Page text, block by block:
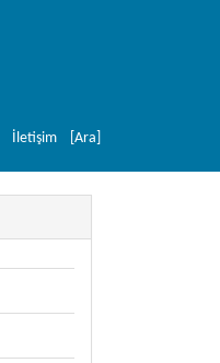
İletişim [Ara]